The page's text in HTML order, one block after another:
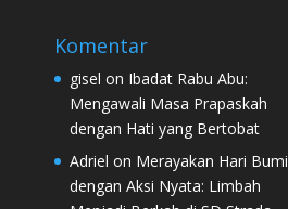
Komentar
gisel on Ibadat Rabu Abu:
Mengawali Masa Prapaskah
dengan Hati yang Bertobat
Adriel on Merayakan Hari Bumi
dengan Aksi Nyata: Limbah